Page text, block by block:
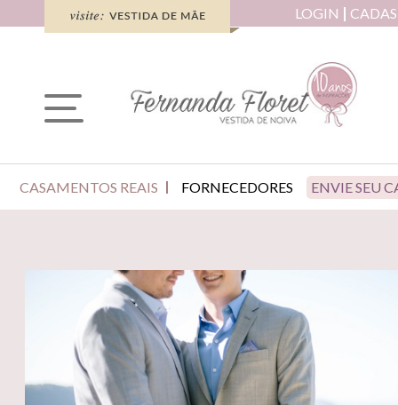
LOGIN
CASAMENTOS REAIS FORNECEDORES ENVIE SEU